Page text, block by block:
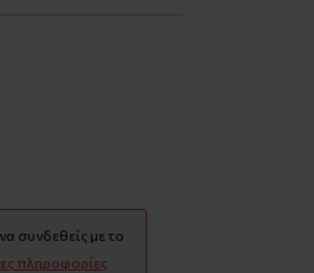
συνδεθείς με το
πληροφορίες